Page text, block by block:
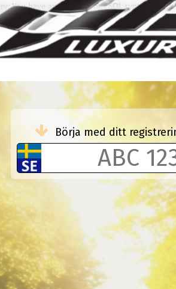
You have an error in your SQL syntax;
at line 1
Börja med ditt